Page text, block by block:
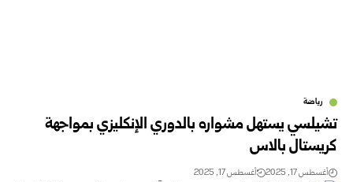
رياضة
تشيلسي يستهل مشواره بالدوري الإنكليزي بمواجهة
كريستال بالاس
أغسطس 17, 2025 أغسطس 17, 2025